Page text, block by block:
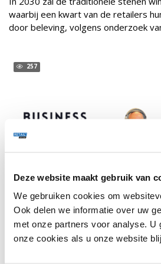
Deze website maakt gebruik van
We gebruiken cookies om
Ook delen we informatie over uw
met onze partners voor analyse. U
onze cookies als u onze website
waarbij een kwart van de retailers
door beleving, volgens onderzoek
257